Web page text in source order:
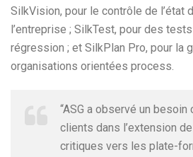
SilkVision, pour le contrôle de l’état
l’entreprise ; SilkTest, pour des
régression ; et SilkPlan Pro, pour la
organisations orientées process.
“ASG a observé un
clients dans l’extension
critiques vers les plate-